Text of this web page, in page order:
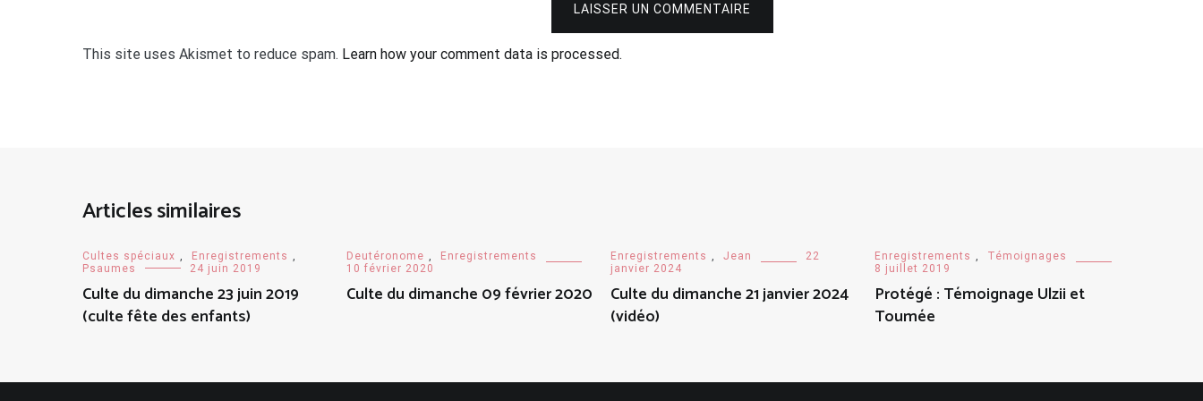
LAISSER UN COMMENTAIRE
This site uses Akismet to reduce spam. Learn how your comment data is processed.
Articles similaires
Cultes spéciaux , Enregistrements ,
Psaumes
24 juin 2019
Culte du dimanche 23 juin 2019
(culte fête des enfants)
Deutéronome ,
Enregistrements
10 février 2020
Culte du dimanche 09 février 2020
Enregistrements , Jean
22
janvier 2024
Culte du dimanche 21 janvier 2024
(vidéo)
Enregistrements ,
Témoignages
8 juillet 2019
Protégé : Témoignage Ulzii et
Toumée